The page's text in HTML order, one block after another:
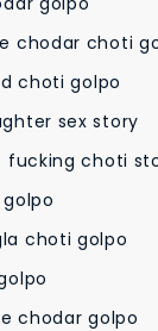
chodar choti
choti golpo
sex story
fucking choti
choti golpo
chodar golpo